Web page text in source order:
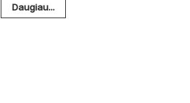
Daugiau...